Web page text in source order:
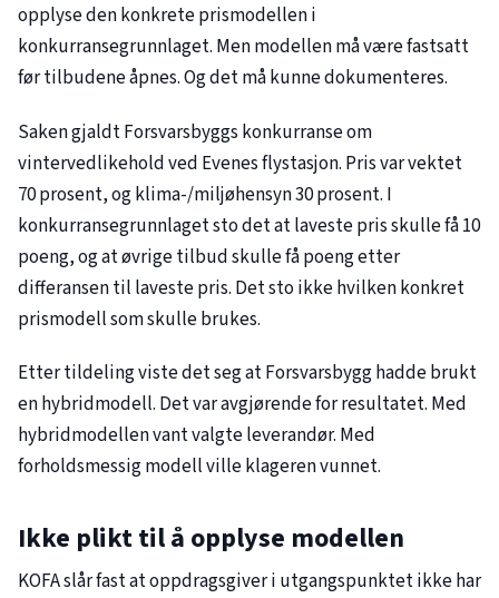
opplyse den konkrete prismodellen i
konkurransegrunnlaget. Men modellen må være fastsatt
før tilbudene åpnes. Og det må kunne dokumenteres.
Saken gjaldt Forsvarsbyggs konkurranse om
vintervedlikehold ved Evenes flystasjon. Pris var vektet
70 prosent, og klima-/miljøhensyn 30 prosent. I
konkurransegrunnlaget sto det at laveste pris skulle få 10
poeng, og at øvrige tilbud skulle få poeng etter
differansen til laveste pris. Det sto ikke hvilken konkret
prismodell som skulle brukes.
Etter tildeling viste det seg at Forsvarsbygg hadde brukt
en hybridmodell. Det var avgjørende for resultatet. Med
hybridmodellen vant valgte leverandør. Med
forholdsmessig modell ville klageren vunnet.
Ikke plikt til å opplyse modellen
KOFA slår fast at oppdragsgiver i utgangspunktet ikke har